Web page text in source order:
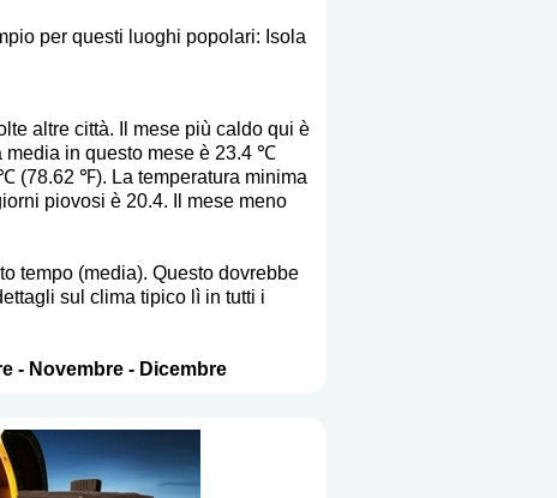
per questi luoghi popolari: Isola
altre città. Il mese più caldo qui è
media in questo mese è 23.4 ℃
(78.62 ℉). La temperatura minima
piovosi è 20.4. Il mese meno
tempo (media). Questo dovrebbe
sul clima tipico lì in tutti i
- Novembre- Dicembre